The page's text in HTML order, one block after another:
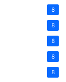
8
8
8
8
8